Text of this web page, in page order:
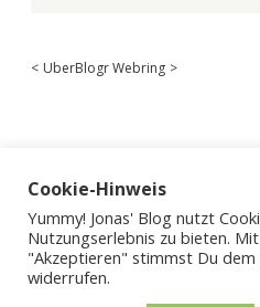
< UberBlogr Webring >
Cookie-Hinweis
Yummy! Jonas' Blog nutzt
Nutzungserlebnis zu bieten.
"Akzeptieren" stimmst Du
widerrufen.